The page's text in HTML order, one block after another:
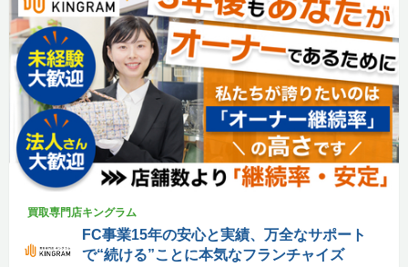
買取専門店キングラム
FC事業15年の安心と実績、万全なサポート
で“続ける”ことに本気なフランチャイズ